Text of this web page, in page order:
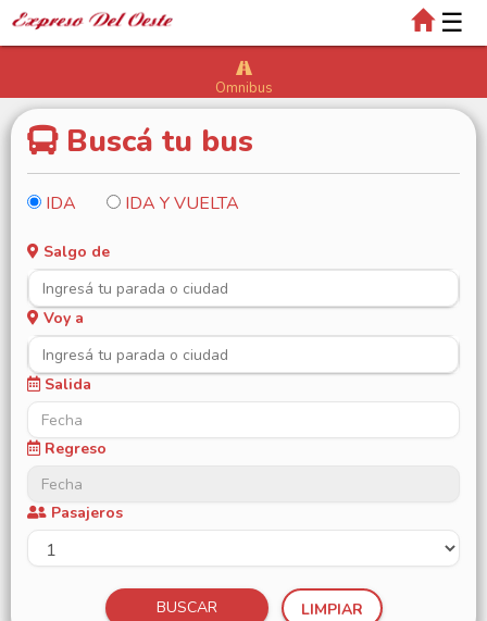
☰
Omnibus
Buscá tu bus
IDA IDA Y VUELTA
Salgo de
Voy a
Salida
Regreso
Pasajeros
BUSCAR LIMPIAR